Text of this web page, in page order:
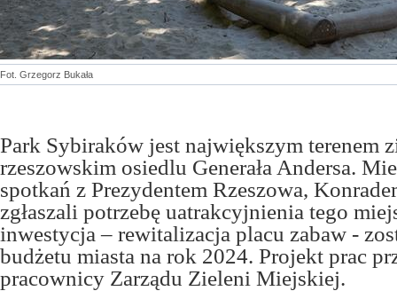
Fot. Grzegorz Bukała
Park Sybiraków jest największym terenem
rzeszowskim osiedlu Generała Andersa.
spotkań z Prezydentem Rzeszowa,
zgłaszali potrzebę uatrakcyjnienia tego
inwestycja – rewitalizacja placu zabaw -
budżetu miasta na rok 2024. Projekt prac
pracownicy Zarządu Zieleni Miejskiej.